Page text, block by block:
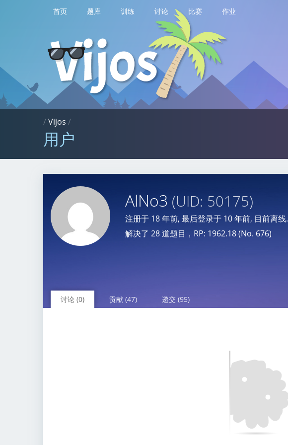
首页 题库 训练 讨论 比赛 作业
/Vijos /
用户
AlNo3 (UID: 50175)
注册于 18 年前, 最后登录于 10 年前, 目前离线.
解决了 28 道题目，RP: 1962.18 (No. 676)
讨论 (0) 贡献 (47) 递交 (95)